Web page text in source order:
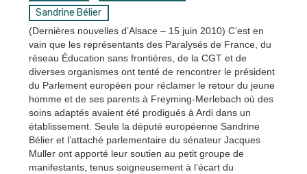
Sandrine Bélier
(Dernières nouvelles d’Alsace – 15 juin 2010) C’est en
vain que les représentants des Paralysés de France, du
réseau Éducation sans frontières, de la CGT et de
diverses organismes ont tenté de rencontrer le président
du Parlement européen pour réclamer le retour du jeune
homme et de ses parents à Freyming-Merlebach où des
soins adaptés avaient été prodigués à Ardi dans un
établissement. Seule la député européenne Sandrine
Bélier et l’attaché parlementaire du sénateur Jacques
Muller ont apporté leur soutien au petit groupe de
manifestants, tenus soigneusement à l’écart du